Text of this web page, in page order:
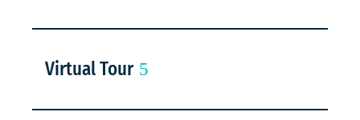
Virtual Tour